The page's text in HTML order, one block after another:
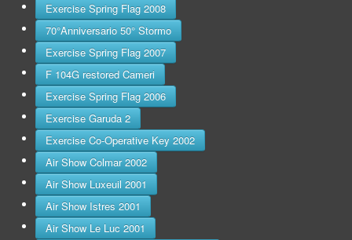
Exercise Spring Flag 2008
70°Anniversario 50° Stormo
Exercise Spring Flag 2007
F 104G restored Cameri
Exercise Spring Flag 2006
Exercise Garuda 2
Exercise Co-Operative Key 2002
Air Show Colmar 2002
Air Show Luxeuil 2001
Air Show Istres 2001
Air Show Le Luc 2001